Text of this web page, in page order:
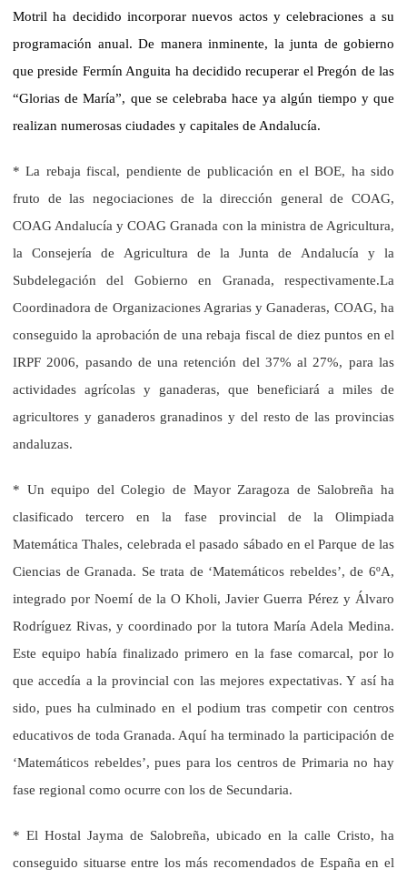
Motril ha decidido incorporar nuevos actos y celebraciones a su
programación anual. De manera inminente, la junta de gobierno
que preside Fermín Anguita ha decidido recuperar el Pregón de las
“Glorias de María”, que se celebraba hace ya algún tiempo y que
realizan numerosas ciudades y capitales de Andalucía.
* La rebaja fiscal, pendiente de publicación en el BOE, ha sido
fruto de las negociaciones de la dirección general de COAG,
COAG Andalucía y COAG Granada con la ministra de Agricultura,
la Consejería de Agricultura de la Junta de Andalucía y la
Subdelegación del Gobierno en Granada, respectivamente.La
Coordinadora de Organizaciones Agrarias y Ganaderas, COAG, ha
conseguido la aprobación de una rebaja fiscal de diez puntos en el
IRPF 2006, pasando de una retención del 37% al 27%, para las
actividades agrícolas y ganaderas, que beneficiará a miles de
agricultores y ganaderos granadinos y del resto de las provincias
andaluzas.
* Un equipo del Colegio de Mayor Zaragoza de Salobreña ha
clasificado tercero en la fase provincial de la Olimpiada
Matemática Thales, celebrada el pasado sábado en el Parque de las
Ciencias de Granada. Se trata de ‘Matemáticos rebeldes’, de 6ºA,
integrado por Noemí de la O Kholi, Javier Guerra Pérez y Álvaro
Rodríguez Rivas, y coordinado por la tutora María Adela Medina.
Este equipo había finalizado primero en la fase comarcal, por lo
que accedía a la provincial con las mejores expectativas. Y así ha
sido, pues ha culminado en el podium tras competir con centros
educativos de toda Granada. Aquí ha terminado la participación de
‘Matemáticos rebeldes’, pues para los centros de Primaria no hay
fase regional como ocurre con los de Secundaria.
* El Hostal Jayma de Salobreña, ubicado en la calle Cristo, ha
conseguido situarse entre los más recomendados de España en el